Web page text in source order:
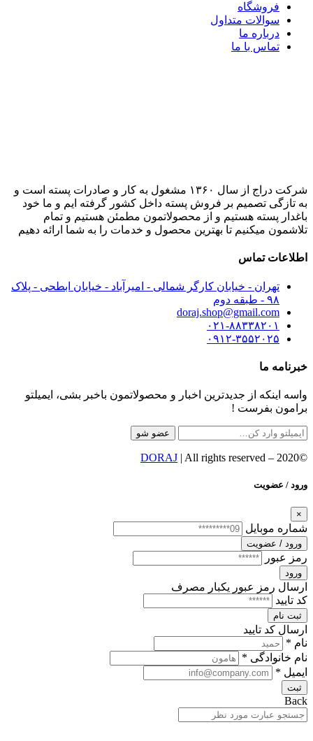
فروشگاه
سوالات متداول
درباره ما
تماس با ما
شرکت دراج از سال ۱۳۶۰ مشغول به کار و صادرات پسته است و
به تازگی تصمیم بر فروش پسته داخل کشور گرفته ایم و ما خود
باغدار پسته هستیم و از محصولاتمون مطمئن هستیم و تمام
تلاشمون میکنیم تا بهترین محصول و خدمات را به شما ارائه دهیم
اطلاعات تماس
تهران - خیابان کارگر شمالی - امیرآباد - خیابان ابطحی - پلاک
۹۸ - طبقه دوم
doraj.shop@gmail.com
۰۲۱-۸۸۳۳۸۲۰۱
۰۹۱۲-۳۵۵۲۰۲۵
خبرنامه ما
واسه اینکه از جدیدترین اخبار و محصولاتمون باخبر بشی، ایمیلتو
برامون بفرست !
عضو شو
©2020 –
DORAJ | All rights reserved
ورود / عضویت
×
شماره موبایل
ورود / عضویت
رمز عبور
ورود
ارسال رمز عبور یکبار مصرف
کد تایید
ثبت نام
ارسال کد تایید
نام *
نام خانوادگی *
ایمیل *
ثبت
Back